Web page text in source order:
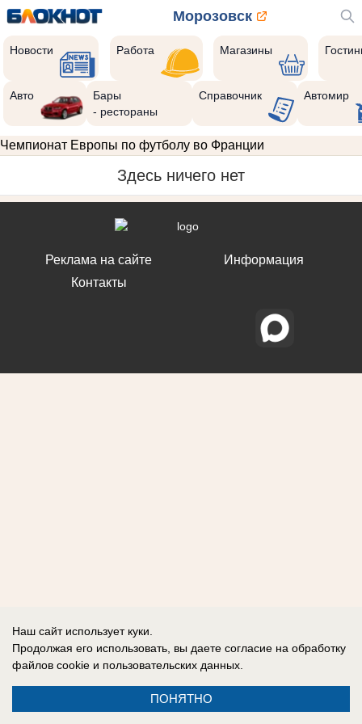
Морозовск
Новости Работа Магазины
Авто
Бары
- рестораны
Справочник Автомир
Чемпионат Европы по футболу во Франции
Здесь ничего нет
Реклама на сайте
Контакты
Информация
Наш сайт использует куки.
Продолжая его использовать, вы даете согласие на обработку
файлов cookie и пользовательских данных.
ПОНЯТНО